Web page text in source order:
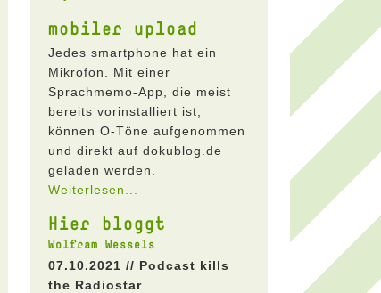
mobiler upload
Jedes smartphone hat ein
Mikrofon. Mit einer
Sprachmemo-App, die meist
bereits vorinstalliert ist,
können O-Töne aufgenommen
und direkt auf dokublog.de
geladen werden.
Weiterlesen...
Hier bloggt
Wolfram Wessels
07.10.2021 // Podcast kills
the Radiostar